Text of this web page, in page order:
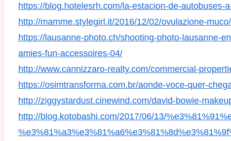
https://blog.hotelesrh.com/la-estacion-de-
http://mamme.stylegirl.it/2016/12/02/ovulazione-muco/
https://lausanne-photo.ch/shooting-photo-lausanne-
amies-fun-accessoires-04/
http://www.cannizzaro-realty.com/commercial-
https://osimtransforma.com.br/aonde-voce-quer-
http://ziggystardust.cinewind.com/david-bowie-
http://blog.kotobashi.com/2017/06/13/